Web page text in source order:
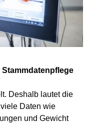
Deshalb lautet die
Daten wie
und Gewicht